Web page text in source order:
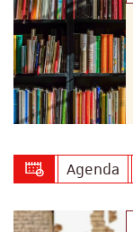
Agenda